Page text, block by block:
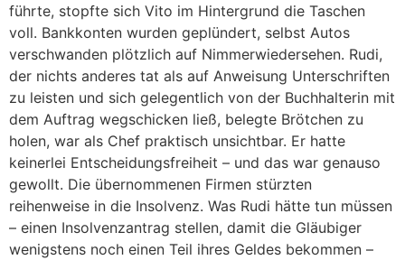
führte, stopfte sich Vito im Hintergrund die Taschen
voll. Bankkonten wurden geplündert, selbst Autos
verschwanden plötzlich auf Nimmerwiedersehen. Rudi,
der nichts anderes tat als auf Anweisung Unterschriften
zu leisten und sich gelegentlich von der Buchhalterin mit
dem Auftrag wegschicken ließ, belegte Brötchen zu
holen, war als Chef praktisch unsichtbar. Er hatte
keinerlei Entscheidungsfreiheit – und das war genauso
gewollt. Die übernommenen Firmen stürzten
reihenweise in die Insolvenz. Was Rudi hätte tun müssen
– einen Insolvenzantrag stellen, damit die Gläubiger
wenigstens noch einen Teil ihres Geldes bekommen –